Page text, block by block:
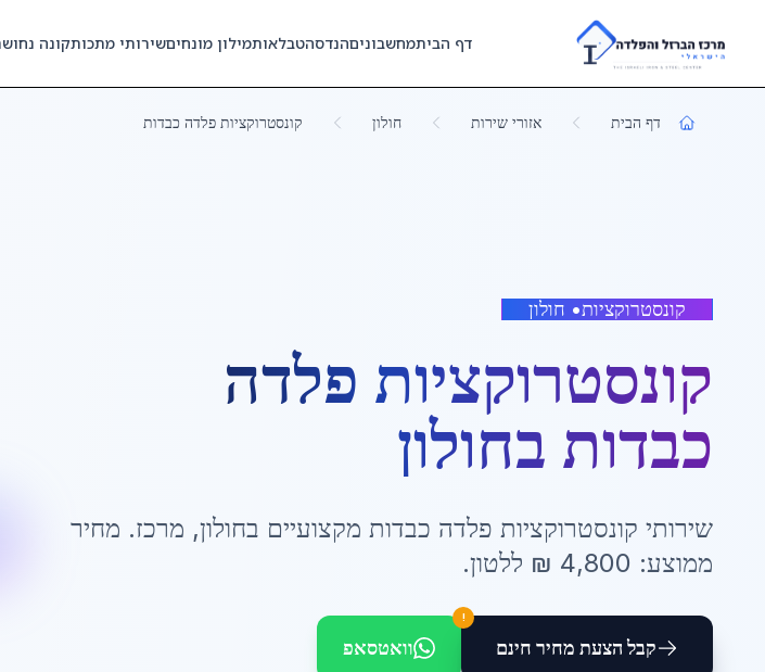
Skip to main content
דף הביתמחשבוניםהנדסהטבלאותמילון מונחיםשירותי מתכותקונה
דף הבית אזורי שירות חולון קונסטרוקציות פלדה כבדות
קונסטרוקציות• חולון
קונסטרוקציות פלדה
כבדות בחולון
שירותי קונסטרוקציות פלדה כבדות מקצועיים בחולון, מרכז. מחיר
ממוצע: 4,800 ₪ ללטון.
קבל הצעת מחיר חינם
!
וואטסאפ